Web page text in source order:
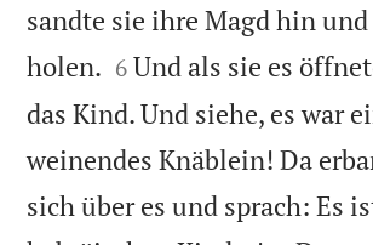
sandte sie ihre Magd hin
holen. 

6 Und als sie es
das Kind. Und siehe, es war
weinendes Knäblein! Da
sich über es und sprach: Es